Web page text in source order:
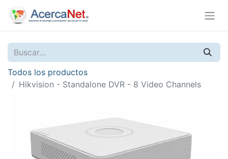
Todos los productos
Hikvision - Standalone DVR - 8 Video Channels